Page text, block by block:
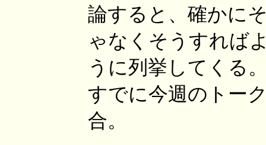
論すると、確かに
ゃなくそうすれば
うに列挙してくる
すでに今週のトー
合。